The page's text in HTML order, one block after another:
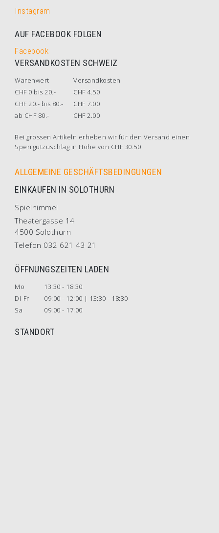
Instagram
AUF FACEBOOK FOLGEN
Facebook
VERSANDKOSTEN SCHWEIZ
Warenwert
Versandkosten
CHF 0 bis 20.-
CHF 4.50
CHF 20.- bis 80.-
CHF 7.00
ab CHF 80.-
CHF 2.00
Bei grossen Artikeln erheben wir für den Versand einen
Sperrgutzuschlag in Höhe von CHF 30.50
ALLGEMEINE GESCHÄFTSBEDINGUNGEN
EINKAUFEN IN SOLOTHURN
Spielhimmel
Theatergasse 14
4500 Solothurn
Telefon 032 621 43 21
ÖFFNUNGSZEITEN LADEN
Mo
13:30 - 18:30
Di-Fr
09:00 - 12:00 | 13:30 - 18:30
Sa
09:00 - 17:00
STANDORT